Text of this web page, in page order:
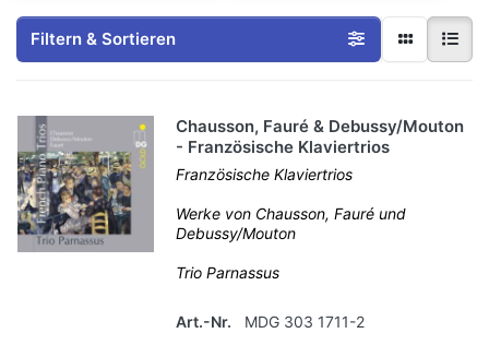
Filtern & Sortieren
Chausson, Fauré & Debussy/Mouton
- Französische Klaviertrios
Französische Klaviertrios
Werke von Chausson, Fauré und
Debussy/Mouton
Trio Parnassus
Art.-Nr. MDG 303 1711-2